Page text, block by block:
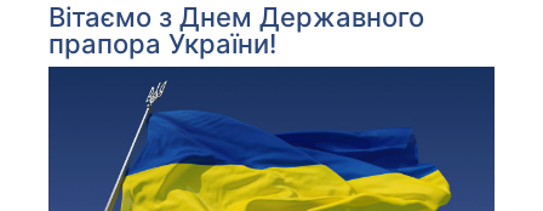
Вітаємо з Днем Державного
прапора України!